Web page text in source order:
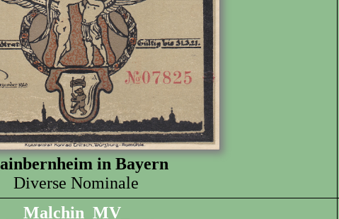
in Bayern
Diverse Nominale
Malchin_MV_